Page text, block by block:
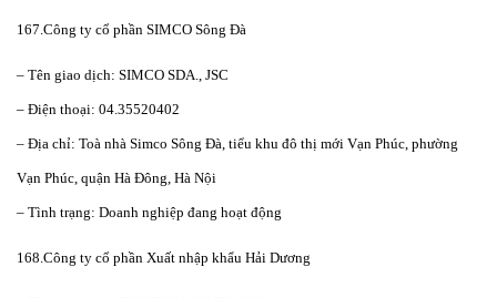
167.Công ty cổ phần SIMCO Sông Đà
– Tên giao dịch: SIMCO SDA., JSC
– Điện thoại: 04.35520402
– Địa chỉ: Toà nhà Simco Sông Đà, tiểu khu đô thị mới Vạn Phúc, phường
Vạn Phúc, quận Hà Đông, Hà Nội
– Tình trạng: Doanh nghiệp đang hoạt động
168.Công ty cổ phần Xuất nhập khẩu Hải Dương